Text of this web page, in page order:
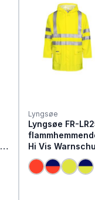
Lyngsøe
Lyngsøe FR-
Hi Vis
Regenjacke